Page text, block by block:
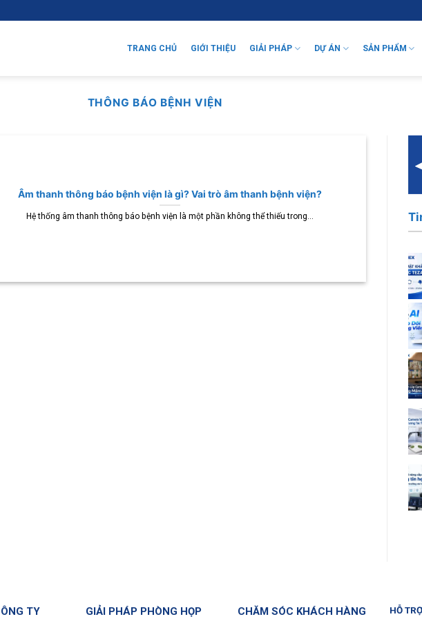
TRANG CHỦ GIỚI THIỆU GIẢI PHÁP DỰ ÁN SẢN PHẨM
THÔNG BÁO BỆNH VIỆN
Âm thanh thông báo bệnh viện là gì? Vai trò âm thanh bệnh viện?
Hệ thống âm thanh thông báo bệnh viện là một phần không thể thiếu trong...
TY GIẢI PHÁP PHÒNG HỌP CHĂM SÓC KHÁCH HÀNG HỖ